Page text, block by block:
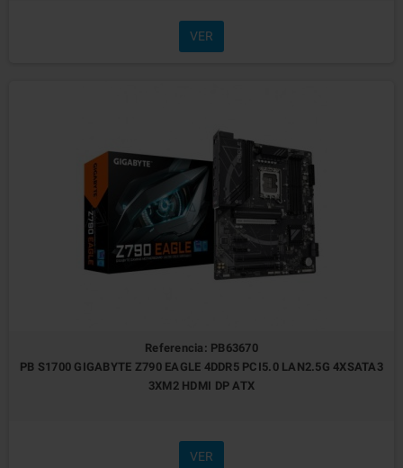
VER
Referencia: PB63670
PB S1700 GIGABYTE Z790 EAGLE 4DDR5 PCI5.0 LAN2.5G 4XSATA3
3XM2 HDMI DP ATX
VER